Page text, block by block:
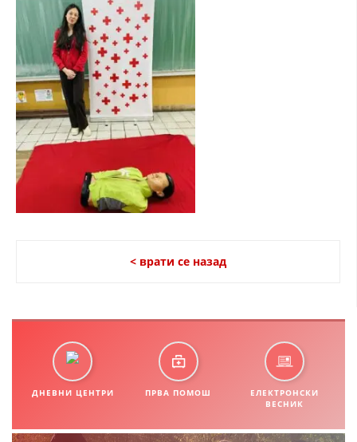
ИСТОРИЈАТ НА ЦКРМ
ИСТОРИЈАТ НА ДВИЖЕЊЕТО
СТРУКТУРА НА ОРГАНИЗАЦИЈАТА
КОНТАКТ ИНФОРМАЦИИ
ЧЛЕНСТВО ВО ПРОФЕСИОНАЛНИ ТЕЛА
ЗАКОН ЗА ЦКРМ
ОРГАНИЗАЦИЈА И РАЗВОЈ
РАКОВОДЕН ОДБОР
СОБРАНИЕ
< врати се назад
ДНЕВНИ ЦЕНТРИ ПРВА ПОМОШ
ЕЛЕКТРОНСКИ
ВЕСНИК